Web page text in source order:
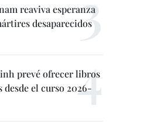
reaviva esperanza
desaparecidos
prevé ofrecer libros
el curso 2026-